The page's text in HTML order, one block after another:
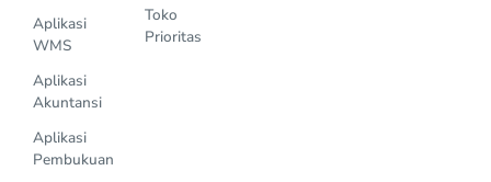
Aplikasi
WMS
Aplikasi
Akuntansi
Aplikasi
Pembukuan
Toko
Prioritas